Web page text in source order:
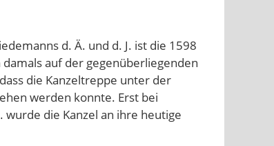
d. Ä. und d. J. ist die 1598
auf der gegenüberliegenden
die Kanzeltreppe unter der
werden konnte. Erst bei
die Kanzel an ihre heutige